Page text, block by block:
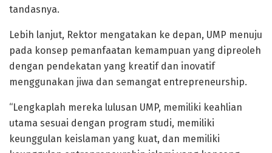
tandasnya.
Lebih lanjut, Rektor mengatakan ke depan, UMP menuju
pada konsep pemanfaatan kemampuan yang dipreoleh
dengan pendekatan yang kreatif dan inovatif
menggunakan jiwa dan semangat entrepreneurship.
“Lengkaplah mereka lulusan UMP, memiliki keahlian
utama sesuai dengan program studi, memiliki
keunggulan keislaman yang kuat, dan memiliki